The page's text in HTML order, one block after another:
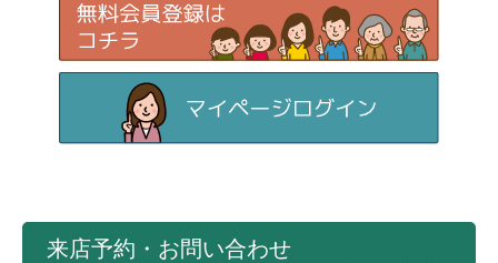
来店予約・お問い合わせ